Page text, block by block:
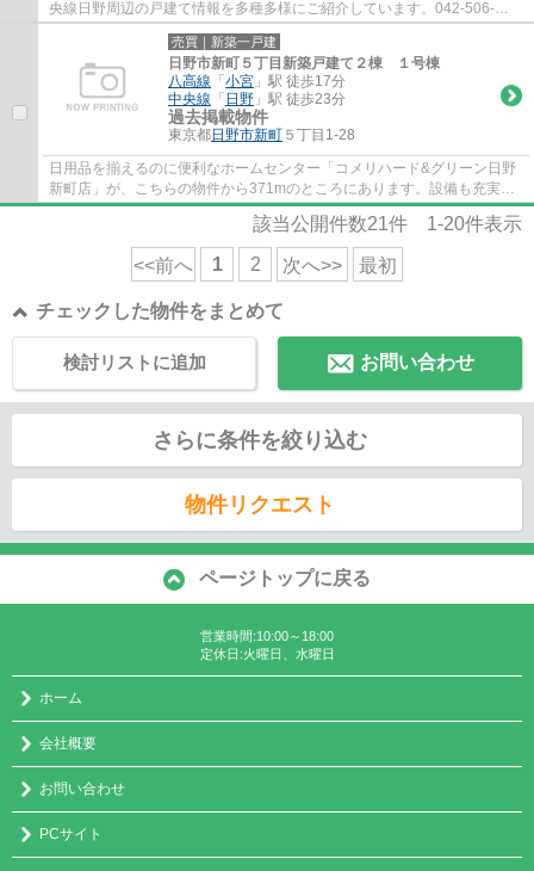
央線日野周辺の戸建て情報を多種多様にご紹介しています。042-506-
6841またはchuo-dwell@kbh.biglobe.ne.jpまで...
売買｜新築一戸建
日野市新町５丁目新築戸建て２棟 １号棟
八高線 「 小宮 」駅 徒歩17分
中央線 「 日野 」駅 徒歩23分
過去掲載物件
東京都日野市新町 ５丁目1-28
日用品を揃えるのに便利なホームセンター「コメリハード&グリーン日野
新町店」が、こちらの物件から371mのところにあります。設備も充実し
ている新築戸建ての物件はいかがでしょう...
該当公開件数21件 1-20件表示
<<前へ 1 2 次へ>> 最初
チェックした物件をまとめて
お問い合わせ
検討リストに追加
さらに条件を絞り込む
物件リクエスト
ページトップに戻る
営業時間:10:00～18:00
定休日:火曜日、水曜日
ホーム
会社概要
お問い合わせ
PCサイト